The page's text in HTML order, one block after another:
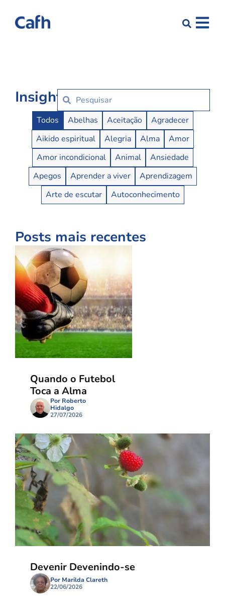
Insights
Insights Buttons
Todos Abelhas Aceitação
Agradecer
Aikido espiritual
Alegria Alma
Amor
Amor incondicional
Animal
Ansiedade
Apegos
Aprender a viver
Aprendizagem
Arte de escutar
Autoconhecimento
Posts mais recentes
Quando o Futebol
Toca a Alma
Por Roberto
Hidalgo
27/07/2026
Devenir Devenindo-se
Por Marilda Clareth
22/06/2026